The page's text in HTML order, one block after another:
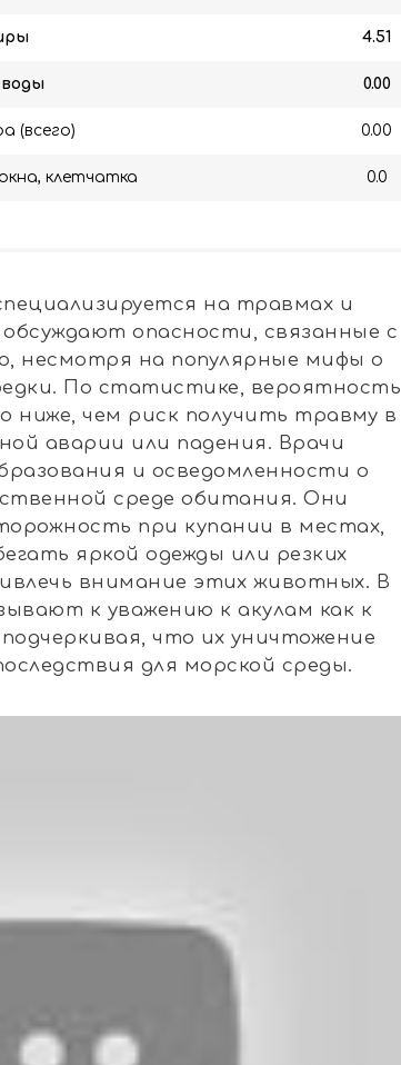
4.51
0.00
(всего) 0.00
клетчатка 0.0
на травмах и
опасности, связанные с
несмотря на популярные мифы о
По статистике, вероятность
ниже, чем риск получить травму в
аварии или падения. Врачи
и осведомленности о
среде обитания. Они
при купании в местах,
яркой одежды или резких
внимание этих животных. В
к уважению к акулам как к
что их уничтожение
для морской среды.